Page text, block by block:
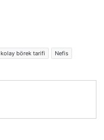
kolay börek tarifi
Nefis